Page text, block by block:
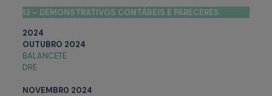
12 – DEMONSTRATIVOS CONTÁBEIS E PARECERES
2024
OUTUBRO 2024
BALANCETE
DRE
NOVEMBR0 2024